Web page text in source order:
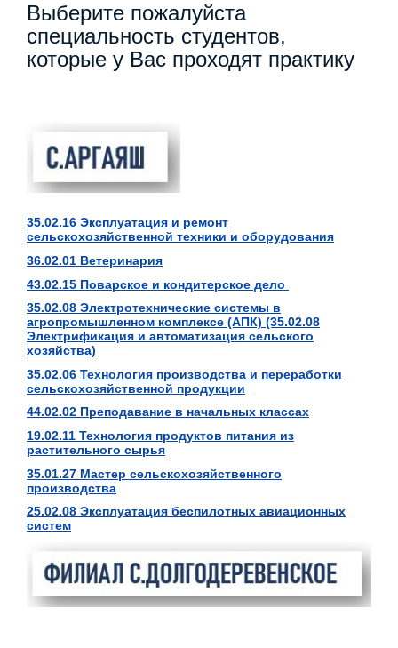
Выберите пожалуйста
специальность студентов,
которые у Вас проходят практику
35.02.16 Эксплуатация и ремонт
сельскохозяйственной техники и оборудования
36.02.01 Ветеринария
43.02.15 Поварское и кондитерское дело
35.02.08 Электротехнические системы в
агропромышленном комплексе (АПК) (35.02.08
Электрификация и автоматизация сельского
хозяйства)
35.02.06 Технология производства и переработки
сельскохозяйственной продукции
44.02.02 Преподавание в начальных классах
19.02.11 Технология продуктов питания из
растительного сырья
35.01.27 Мастер сельскохозяйственного
производства
25.02.08 Эксплуатация беспилотных авиационных
систем